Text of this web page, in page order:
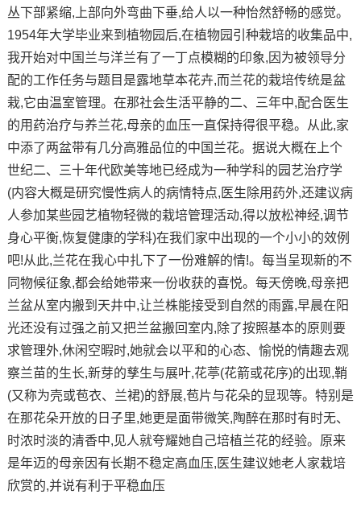
丛下部紧缩,上部向外弯曲下垂,给人以一种怡然舒畅的感觉。
1954年大学毕业来到植物园后,在植物园引种栽培的收集品中,
我开始对中国兰与洋兰有了一丁点模糊的印象,因为被领导分
配的工作任务与题目是露地草本花卉,而兰花的栽培传统是盆
栽,它由温室管理。在那社会生活平静的二、三年中,配合医生
的用药治疗与养兰花,母亲的血压一直保持得很平稳。从此,家
中添了两盆带有几分高雅品位的中国兰花。据说大概在上个
世纪二、三十年代欧美等地已经成为一种学科的园艺治疗学
(内容大概是研究慢性病人的病情特点,医生除用药外,还建议病
人参加某些园艺植物轻微的栽培管理活动,得以放松神经,调节
身心平衡,恢复健康的学科)在我们家中出现的一个小小的效例
吧!从此,兰花在我心中扎下了一份难解的情!。每当呈现新的不
同物候征象,都会给她带来一份收获的喜悦。每天傍晚,母亲把
兰盆从室内搬到天井中,让兰株能接受到自然的雨露,早晨在阳
光还没有过强之前又把兰盆搬回室内,除了按照基本的原则要
求管理外,休闲空暇时,她就会以平和的心态、愉悦的情趣去观
察兰苗的生长,新芽的孳生与展叶,花葶(花箭或花序)的出现,鞘
(又称为壳或苞衣、兰裙)的舒展,苞片与花朵的显现等。特别是
在那花朵开放的日子里,她更是面带微笑,陶醉在那时有时无、
时浓时淡的清香中,见人就夸耀她自己培植兰花的经验。原来
是年迈的母亲因有长期不稳定高血压,医生建议她老人家栽培
欣赏的,并说有利于平稳血压